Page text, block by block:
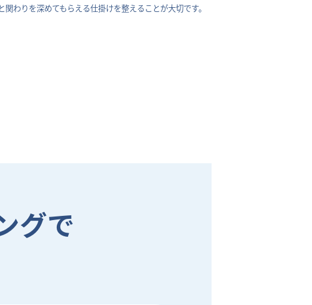
わりを深めてもらえる仕掛けを整えることが大切です。
グで